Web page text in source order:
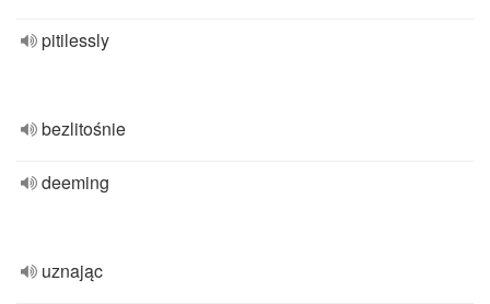
pitilessly
bezlitośnie
deeming
uznając